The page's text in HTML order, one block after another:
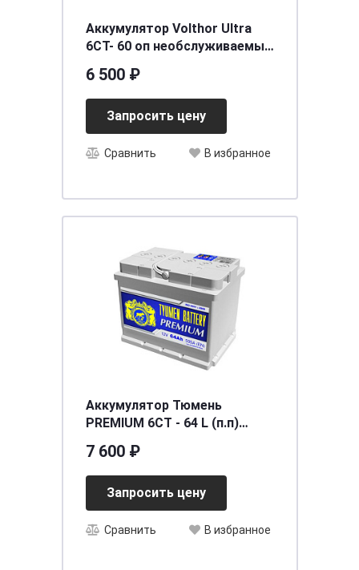
Аккумулятор Volthor Ultra
6СТ- 60 оп необслуживаемый
6 500 ₽
Запросить цену
Сравнить В избранное
Аккумулятор Тюмень
PREMIUM 6СТ - 64 L (п.п)
7 600 ₽
Запросить цену
Сравнить В избранное